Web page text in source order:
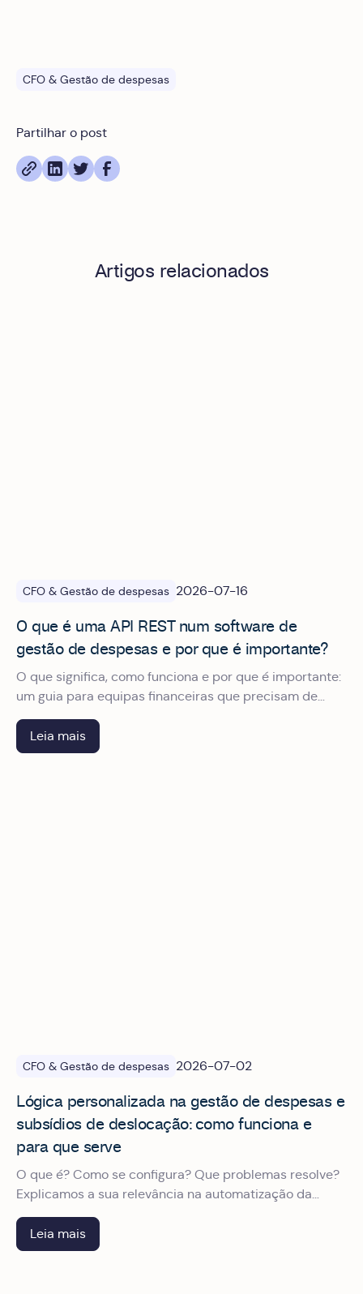
Partilhar o post
CFO & Gestão de despesas
Artigos relacionados
CFO & Gestão de despesas 2026-07-16
O que é uma API REST num software de
gestão de despesas e por que é importante?
O que significa, como funciona e por que é importante:
um guia para equipas financeiras que precisam de
integrar os seus sistemas sem depender do
departamento técnico.
Leia mais
CFO & Gestão de despesas 2026-07-02
Lógica personalizada na gestão de despesas e
subsídios de deslocação: como funciona e
para que serve
O que é? Como se configura? Que problemas resolve?
Explicamos a sua relevância na automatização da
gestão de despesas de viagens profissionais.
Leia mais